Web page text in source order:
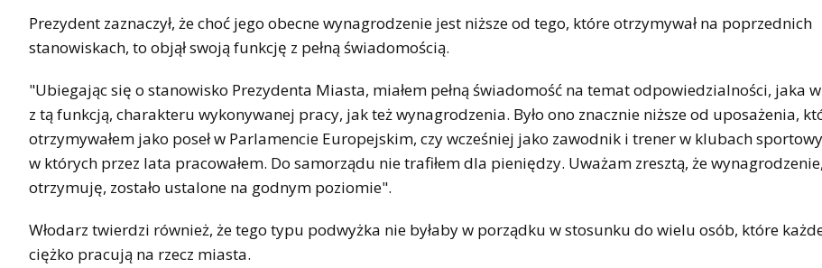
Prezydent zaznaczył, że choć jego obecne wynagrodzenie jest niższe od tego, które otrzymywał na poprzednich
stanowiskach, to objął swoją funkcję z pełną świadomością.
"Ubiegając się o stanowisko Prezydenta Miasta, miałem pełną świadomość na temat odpowiedzialności, jaka
z tą funkcją, charakteru wykonywanej pracy, jak też wynagrodzenia. Było ono znacznie niższe od uposażenia,
otrzymywałem jako poseł w Parlamencie Europejskim, czy wcześniej jako zawodnik i trener w klubach
w których przez lata pracowałem. Do samorządu nie trafiłem dla pieniędzy. Uważam zresztą, że
otrzymuję, zostało ustalone na godnym poziomie".
Włodarz twierdzi również, że tego typu podwyżka nie byłaby w porządku w stosunku do wielu osób, które
ciężko pracują na rzecz miasta.